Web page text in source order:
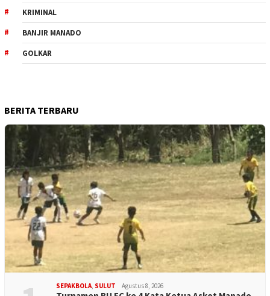
KRIMINAL
BANJIR MANADO
GOLKAR
BERITA TERBARU
SEPAKBOLA SULUT Agustus 8, 2026